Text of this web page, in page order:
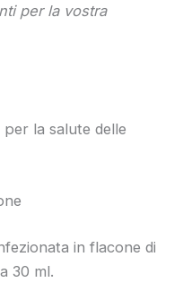
per la vostra
la salute delle
in flacone di
30 ml.